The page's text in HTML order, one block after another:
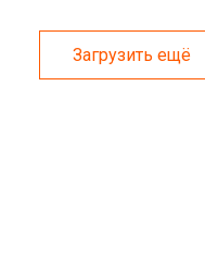
Загрузить ещё